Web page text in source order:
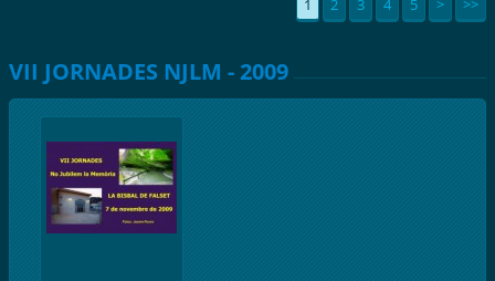
1 2 3 4 5 > >>
VII JORNADES NJLM - 2009